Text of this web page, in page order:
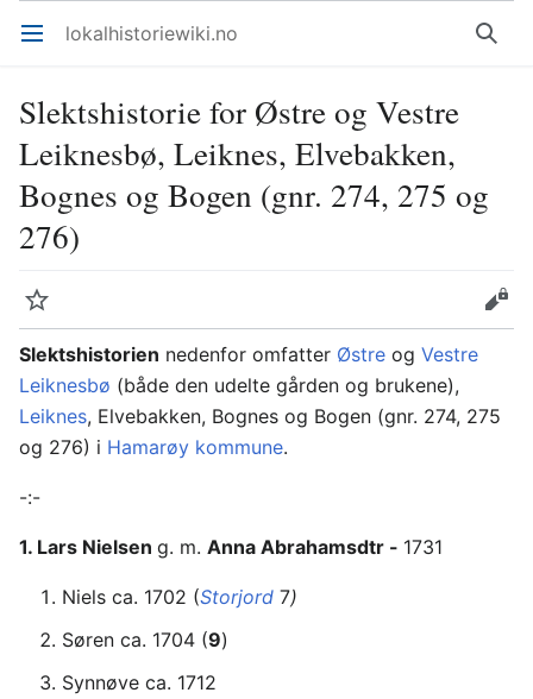
Åpne hovedmenyen lokalhistoriewiki.no Søk
Slektshistorie for Østre og Vestre
Leiknesbø, Leiknes, Elvebakken,
Bognes og Bogen (gnr. 274, 275 og
276)
Overvåk
Rediger
Slektshistorien nedenfor omfatter Østre og Vestre
Leiknesbø (både den udelte gården og brukene),
Leiknes, Elvebakken, Bognes og Bogen (gnr. 274, 275
og 276) i Hamarøy kommune.
-:-
1. Lars Nielsen g. m. Anna Abrahamsdtr - 1731
Niels ca. 1702 (Storjord 7)
Søren ca. 1704 (9)
Synnøve ca. 1712